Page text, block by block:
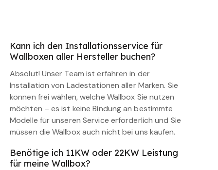
Kann ich den Installationsservice für
Wallboxen aller Hersteller buchen?
Absolut! Unser Team ist erfahren in der
Installation von Ladestationen aller Marken. Sie
können frei wählen, welche Wallbox Sie nutzen
möchten – es ist keine Bindung an bestimmte
Modelle für unseren Service erforderlich und Sie
müssen die Wallbox auch nicht bei uns kaufen.
Benötige ich 11KW oder 22KW Leistung
für meine Wallbox?